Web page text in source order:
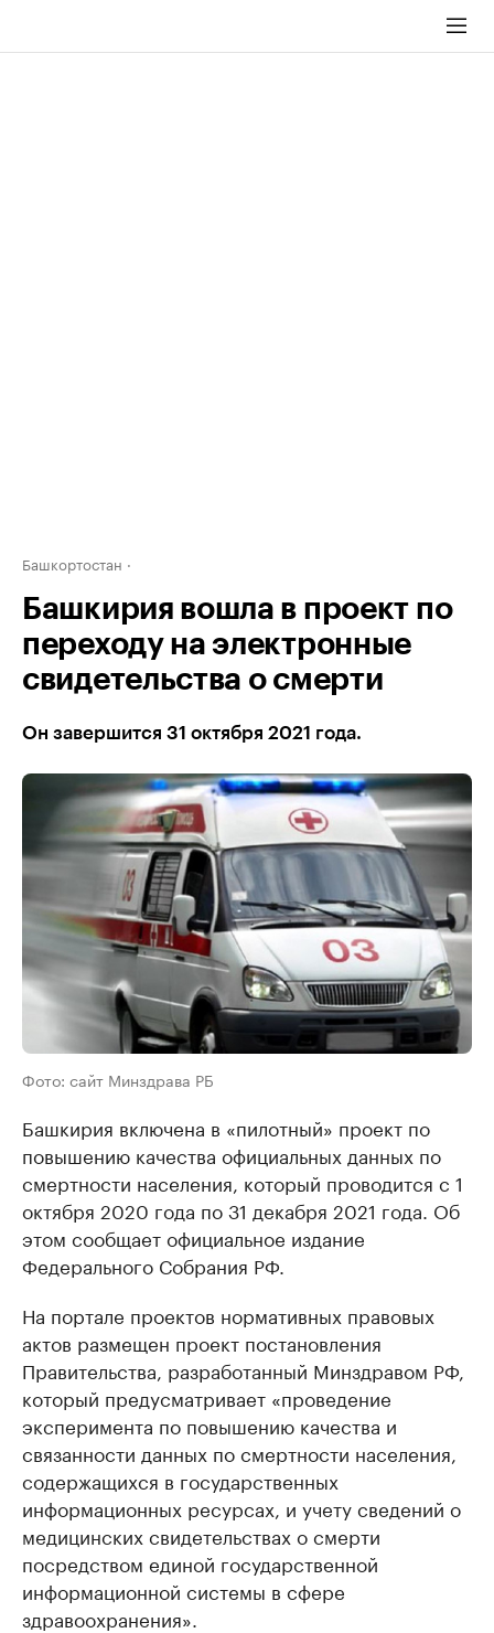
Башкортостан
Башкирия вошла в проект по
переходу на электронные
свидетельства о смерти
Он завершится 31 октября 2021 года.
Фото: сайт Минздрава РБ
Башкирия включена в «пилотный» проект по
повышению качества официальных данных по
смертности населения, который проводится с 1
октября 2020 года по 31 декабря 2021 года. Об
этом сообщает официальное издание
Федерального Собрания РФ.
На портале проектов нормативных правовых
актов размещен проект постановления
Правительства, разработанный Минздравом РФ,
который предусматривает «проведение
эксперимента по повышению качества и
связанности данных по смертности населения,
содержащихся в государственных
информационных ресурсах, и учету сведений о
медицинских свидетельствах о смерти
посредством единой государственной
информационной системы в сфере
здравоохранения».